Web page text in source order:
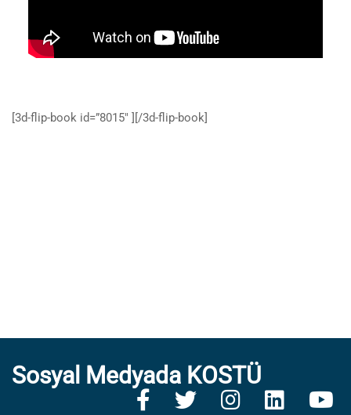
[3d-flip-book id=”8015″ ][/3d-flip-book]
Sosyal Medyada KOSTÜ